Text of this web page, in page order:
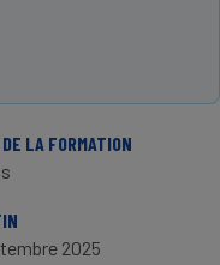
LA FORMATION
2025